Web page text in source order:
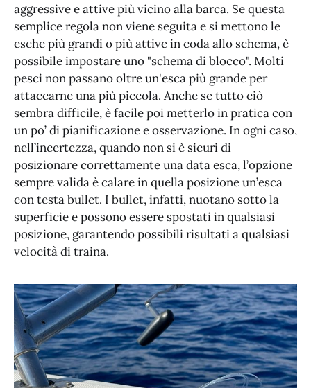
aggressive e attive più vicino alla barca. Se questa
semplice regola non viene seguita e si mettono le
esche più grandi o più attive in coda allo schema, è
possibile impostare uno "schema di blocco". Molti
pesci non passano oltre un'esca più grande per
attaccarne una più piccola. Anche se tutto ciò
sembra difficile, è facile poi metterlo in pratica con
un po’ di pianificazione e osservazione. In ogni caso,
nell’incertezza, quando non si è sicuri di
posizionare correttamente una data esca, l’opzione
sempre valida è calare in quella posizione un’esca
con testa bullet. I bullet, infatti, nuotano sotto la
superficie e possono essere spostati in qualsiasi
posizione, garantendo possibili risultati a qualsiasi
velocità di traina.